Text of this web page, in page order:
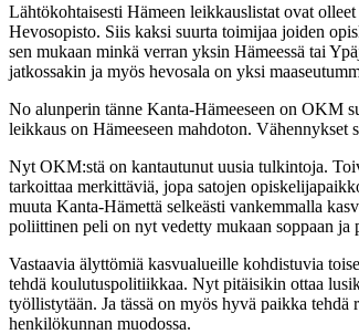
Lähtökohtaisesti Hämeen leikkauslistat ovat
Hevosopisto. Siis kaksi suurta toimijaa joiden
sen mukaan minkä verran yksin Hämeessä tai
jatkossakin ja myös hevosala on yksi
No alunperin tänne Kanta-Hämeeseen on OKM
leikkaus on Hämeeseen mahdoton. Vähennykset
Nyt OKM:stä on kantautunut uusia tulkintoja.
tarkoittaa merkittäviä, jopa satojen
muuta Kanta-Hämettä selkeästi vankemmalla
poliittinen peli on nyt vedetty mukaan soppaan ja
Vastaavia älyttömiä kasvualueille kohdistuvia
tehdä koulutuspolitiikkaa. Nyt pitäisikin ottaa
työllistytään. Ja tässä on myös hyvä paikka
henkilökunnan muodossa.